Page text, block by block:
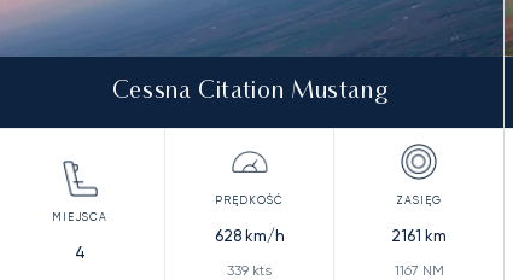
Cessna Citation Mustang
4
628km/h
339 kts
2161 km
1167 NM